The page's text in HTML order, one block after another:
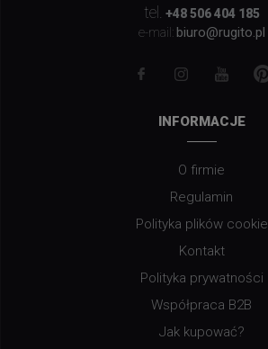
tel. +48 506 404 185
e-mail: biuro@rugito.pl
INFORMACJE
O firmie
Regulamin
Polityka plików cookie
Kontakt
Polityka prywatności
Współpraca B2B
Jak kupować?